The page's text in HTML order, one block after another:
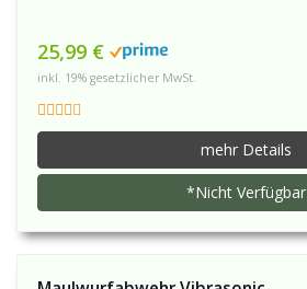
25,99 €
inkl. 19% gesetzlicher MwSt.
mehr Details
*Nicht Verfügbar